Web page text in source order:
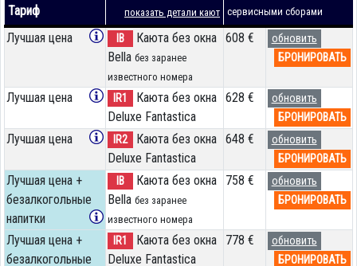
Тариф показать детали кают сервисными сборами
Лучшая цена IB
Каюта без окна
Bella без заранее
известного номера
608 €
обновить
БРОНИРОВАТЬ
Лучшая цена IR1
Каюта без окна
Deluxe Fantastica
628 €
обновить
БРОНИРОВАТЬ
Лучшая цена IR2
Каюта без окна
Deluxe Fantastica
648 €
обновить
БРОНИРОВАТЬ
Лучшая цена +
безалкогольные
напитки
IB
Каюта без окна
Bella без заранее
известного номера
758 €
обновить
БРОНИРОВАТЬ
Лучшая цена +
безалкогольные
IR1
Каюта без окна
Deluxe Fantastica
778 €
обновить
БРОНИРОВАТЬ